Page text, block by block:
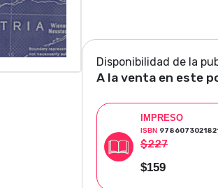
Disponibilidad de la
A la venta en este
IMPRESO
ISBN
$227
$159